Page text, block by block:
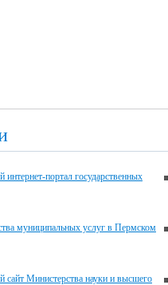
портал государственных
муниципальных услуг в Пермском
сайт Министерства науки и высшего